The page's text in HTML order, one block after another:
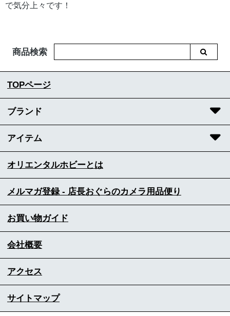
で気分上々です！
商品検索
TOPページ
ブランド
アイテム
オリエンタルホビーとは
メルマガ登録 - 店長おぐらのカメラ用品便り
お買い物ガイド
会社概要
アクセス
サイトマップ